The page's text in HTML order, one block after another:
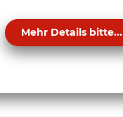
Mehr Details bitte...